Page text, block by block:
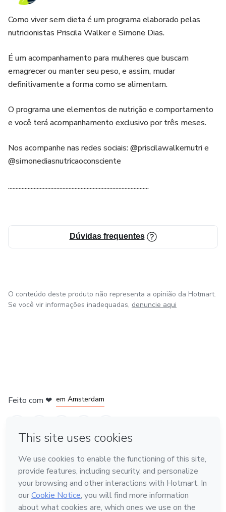
Como viver sem dieta é um programa elaborado pelas
nutricionistas Priscila Walker e Simone Dias.
É um acompanhamento para mulheres que buscam
emagrecer ou manter seu peso, e assim, mudar
definitivamente a forma como se alimentam.
O programa une elementos de nutrição e comportamento
e você terá acompanhamento exclusivo por três meses.
Nos acompanhe nas redes sociais: @priscilawalkernutri e
@simonediasnutricaoconsciente
.............................................................................................
Dúvidas frequentes
O conteúdo deste produto não representa a opinião da Hotmart.
Se você vir informações inadequadas, denuncie aqui
Feito com ❤ em Amsterdam
Conheça a Hotmart
Idioma
Português